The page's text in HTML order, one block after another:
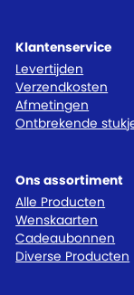
Klantenservice
Levertijden
Verzendkosten
Afmetingen
Ontbrekende
Ons assortiment
Alle Producten
Wenskaarten
Cadeaubonnen
Diverse Producten